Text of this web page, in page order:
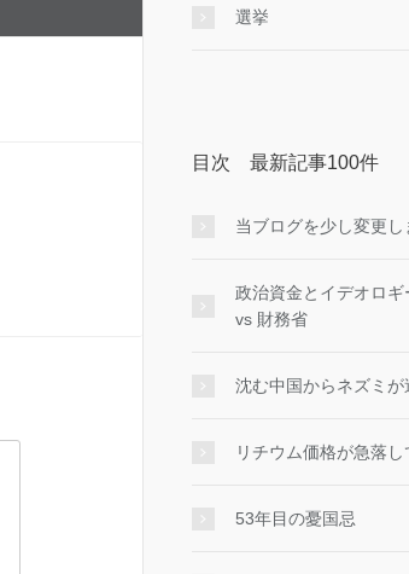
選挙
目次 最新記事100件
当ブログを少し変更し
政治資金とイデオロ
vs 財務省
沈む中国からネズミが
リチウム価格が急落し
53年目の憂国忌